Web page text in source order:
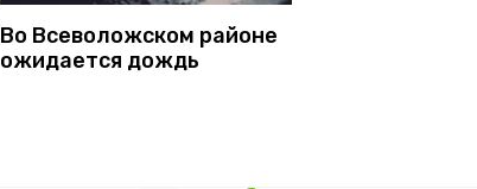
Во Всеволожском районе
ожидается дождь